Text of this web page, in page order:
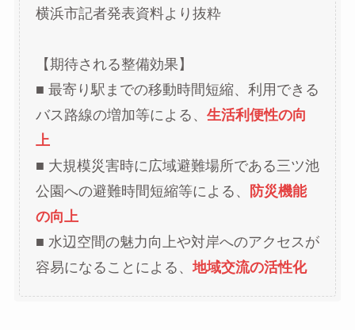
横浜市記者発表資料より抜粋
【期待される整備効果】
■ 最寄り駅までの移動時間短縮、利用できる
バス路線の増加等による、 生活利便性の向
上
■ 大規模災害時に広域避難場所である三ツ池
公園への避難時間短縮等による、
防災機能
の向上
■ 水辺空間の魅力向上や対岸へのアクセスが
容易になることによる、 地域交流の活性化